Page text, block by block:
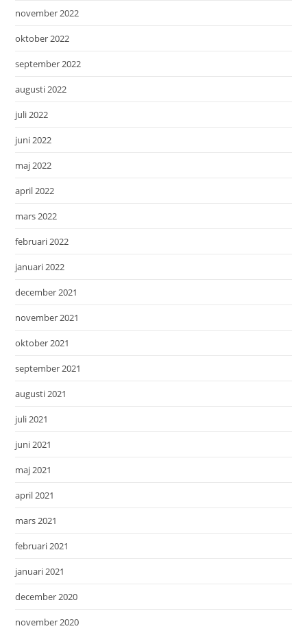
november 2022
oktober 2022
september 2022
augusti 2022
juli 2022
juni 2022
maj 2022
april 2022
mars 2022
februari 2022
januari 2022
december 2021
november 2021
oktober 2021
september 2021
augusti 2021
juli 2021
juni 2021
maj 2021
april 2021
mars 2021
februari 2021
januari 2021
december 2020
november 2020